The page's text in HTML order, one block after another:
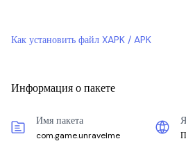
Как установить файл XAPK / APK
Информация о пакете
Имя пакета
com.game.unravelme